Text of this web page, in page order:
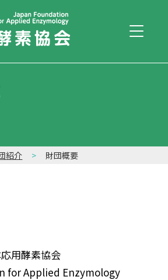
紹介 財団概要
用酵素協会
for Applied Enzymology